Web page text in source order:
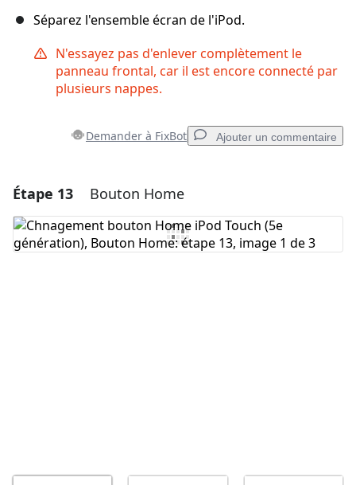
Séparez l'ensemble écran de l'iPod.
N'essayez pas d'enlever complètement le
panneau frontal, car il est encore connecté par
plusieurs nappes.
Demander à FixBot Ajouter un commentaire
Ajouter un commentaire
Ajouter un commentaire
Étape 13 Bouton Home